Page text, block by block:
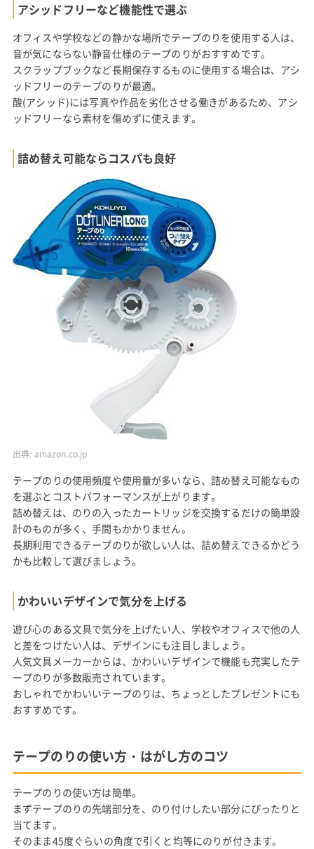
アシッドフリーなど機能性で選ぶ
オフィスや学校などの静かな場所でテープのりを使用する人は、
音が気にならない静音仕様のテープのりがおすすめです。
スクラップブックなど長期保存するものに使用する場合は、アシ
ッドフリーのテープのりが最適。
酸(アシッド)には写真や作品を劣化させる働きがあるため、アシ
ッドフリーなら素材を傷めずに使えます。
詰め替え可能ならコスパも良好
出典: amazon.co.jp
テープのりの使用頻度や使用量が多いなら、詰め替え可能なもの
を選ぶとコストパフォーマンスが上がります。
詰め替えは、のりの入ったカートリッジを交換するだけの簡単設
計のものが多く、手間もかかりません。
長期利用できるテープのりが欲しい人は、詰め替えできるかどう
かも比較して選びましょう。
かわいいデザインで気分を上げる
遊び心のある文具で気分を上げたい人、学校やオフィスで他の人
と差をつけたい人は、デザインにも注目しましょう。
人気文具メーカーからは、かわいいデザインで機能も充実したテ
ープのりが多数販売されています。
おしゃれでかわいいテープのりは、ちょっとしたプレゼントにも
おすすめです。
テープのりの使い方・はがし方のコツ
テープのりの使い方は簡単。
まずテープのりの先端部分を、のり付けしたい部分にぴったりと
当てます。
そのまま45度ぐらいの角度で引くと均等にのりが付きます。